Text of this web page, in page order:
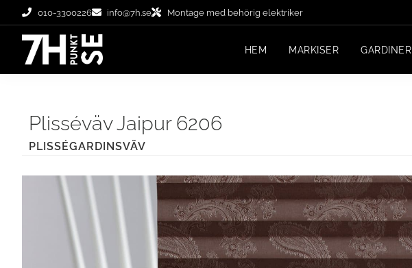
010-3300226 info@7h.se Montage med behörig elektriker
HEM MARKISER GARDINER
Plisséväv Jaipur 6206
PLISSÉGARDINSVÄV